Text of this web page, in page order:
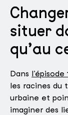
situer
qu’au
Dans l’épisode
les racines du
urbaine et
imaginer des